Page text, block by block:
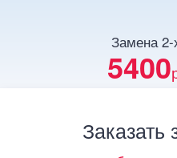
Замена 2-
5400
Заказать